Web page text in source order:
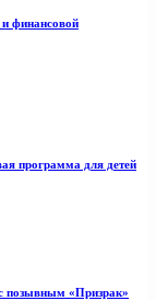
финансовой
программа для детей
позывным «Призрак»